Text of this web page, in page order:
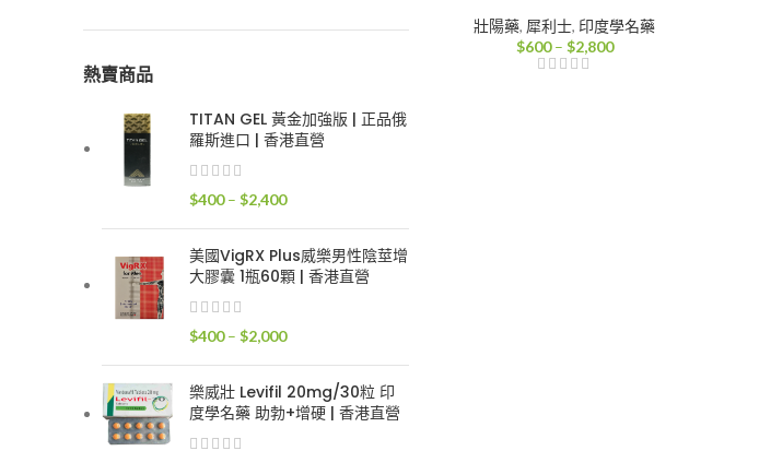
價
價
熱賣商品
TITAN GEL 黃金加強版 | 正品俄
羅斯進口 | 香港直營
$400 – $2,400價
圍：
$2,400
美國VigRX Plus威樂男性陰莖增
大膠囊 1瓶60顆 | 香港直營
$400 – $2,000價
範
圍：
樂威壯 Levifil 20mg/30粒 印
度學名藥 助勃+增硬 | 香港直營
壯陽藥, 犀利士, 印度學名藥
$600 – $2,800價